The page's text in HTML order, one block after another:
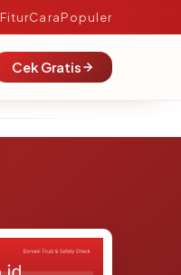
FiturCaraPopuler
Cek Gratis